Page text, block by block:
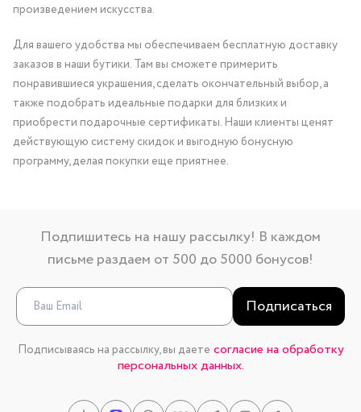
произведением искусства.
Для вашего удобства мы обеспечиваем бесплатную доставку
заказов в наши бутики. Там вы сможете примерить
понравившиеся украшения, сделать окончательный выбор, а
также подобрать идеальные подарки для близких и
приобрести подарочные сертификаты. Наши клиенты ценят
действующую систему скидок и выгодную бонусную
программу, делая покупки еще приятнее.
Подпишитесь на нашу рассылку! В каждом
письме раздаем от 500 до 5000 бонусов!
Подписаться
Подписываясь на рассылку, вы даете согласие на обработку
персональных данных.